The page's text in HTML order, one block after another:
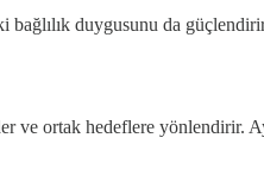
bağlılık duygusunu da
ve ortak hedeflere yönlendirir.